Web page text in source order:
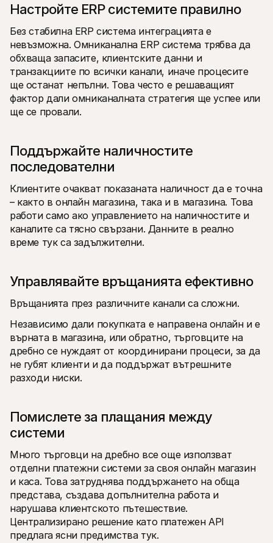
Настройте ERP системите правилно
Без стабилна ERP система интеграцията е
невъзможна. Омниканална ERP система трябва да
обхваща запасите, клиентските данни и
транзакциите по всички канали, иначе процесите
ще останат непълни. Това често е решаващият
фактор дали омниканалната стратегия ще успее или
ще се провали.
Поддържайте наличностите
последователни
Клиентите очакват показаната наличност да е точна
– както в онлайн магазина, така и в магазина. Това
работи само ако управлението на наличностите и
каналите са тясно свързани. Данните в реално
време тук са задължителни.
Управлявайте връщанията ефективно
Връщанията през различните канали са сложни.
Независимо дали покупката е направена онлайн и е
върната в магазина, или обратно, търговците на
дребно се нуждаят от координирани процеси, за да
не губят клиенти и да поддържат вътрешните
разходи ниски.
Помислете за плащания между
системи
Много търговци на дребно все още използват
отделни платежни системи за своя онлайн магазин
и каса. Това затруднява поддържането на обща
представа, създава допълнителна работа и
нарушава клиентското пътешествие.
Централизирано решение като платежен API
предлага ясни предимства тук.